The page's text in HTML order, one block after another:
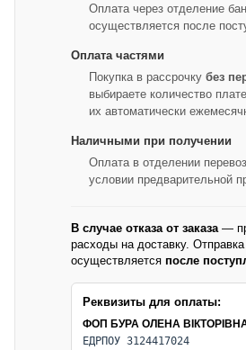
Оплата через отделение
осуществляется после
Оплата частями
Покупка в рассрочку без
выбираете количество
их автоматически
Наличными при получении
Оплата в отделении
условии предварительной
В случае отказа от заказа —
расходы на доставку. Отправка
осуществляется после
Реквизиты для оплаты:
ФОП БУРА ОЛЕНА
ЕДРПОУ 3124417024